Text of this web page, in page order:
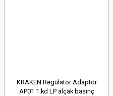
KRAKEN Regülatör Adaptör
AP01 1.kd LP alçak basınç